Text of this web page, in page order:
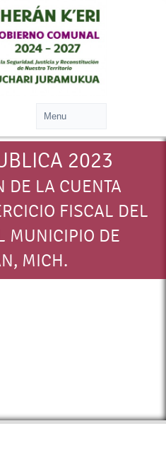
2023
DE LA CUENTA
FISCAL DEL
MUNICIPIO DE
MICH.